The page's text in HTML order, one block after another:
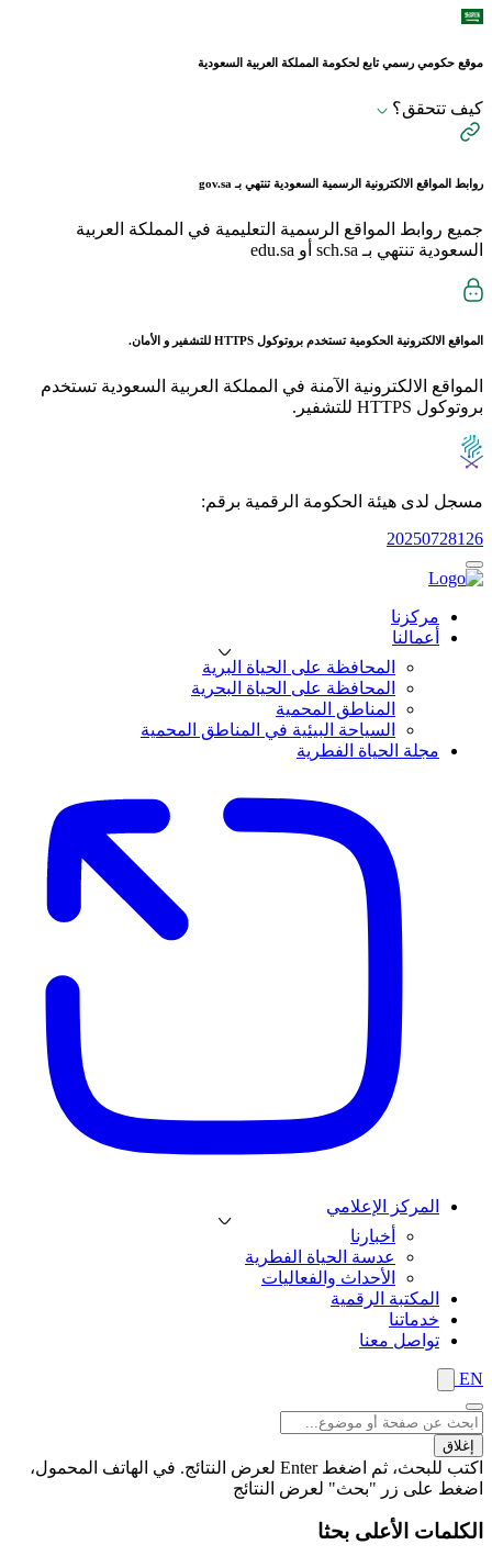
موقع حكومي رسمي تابع لحكومة المملكة العربية السعودية
كيف تتحقق؟
روابط المواقع الالكترونية الرسمية السعودية تنتهي بـ gov.sa
جميع روابط المواقع الرسمية التعليمية في المملكة العربية
السعودية تنتهي بـ sch.sa أو edu.sa
المواقع الالكترونية الحكومية تستخدم بروتوكول HTTPS للتشفير و الأمان.
المواقع الالكترونية الآمنة في المملكة العربية السعودية تستخدم
بروتوكول HTTPS للتشفير.
مسجل لدى هيئة الحكومة الرقمية برقم:
20250728126
مركزنا
أعمالنا
المحافظة على الحياة البرية
المحافظة على الحياة البحرية
المناطق المحمية
السياحة البيئية في المناطق المحمية
مجلة الحياة الفطرية
المركز الإعلامي
أخبارنا
عدسة الحياة الفطرية
الأحداث والفعاليات
المكتبة الرقمية
خدماتنا
تواصل معنا
EN
إغلاق
اكتب للبحث، ثم اضغط Enter لعرض النتائج. في الهاتف المحمول،
اضغط على زر "بحث" لعرض النتائج
الكلمات الأعلى بحثا